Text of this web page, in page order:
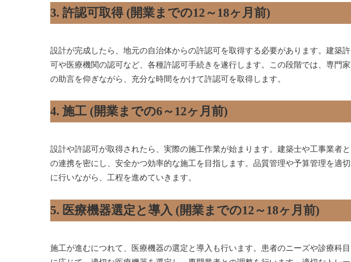
3. 許認可取得 (開業までの12～18ヶ月前)
設計が完成したら、地元の自治体からの許認可を取得する必要があります。建築許
可や医療機関の認可など、各種許認可手続きを遂行します。この段階では、専門家
の助言を仰ぎながら、充分な時間をかけて許認可を取得します。
4. 施工 (開業までの6～12ヶ月前)
設計や許認可が取得されたら、実際の施工作業が始まります。建築士や工事業者と
の連携を密にし、安全かつ効率的な施工を目指します。品質管理や予算管理を適切
に行いながら、工程を進めていきます。
5. 医療機器選定と導入 (開業までの12～18ヶ月前)
施工が進むにつれて、医療機器の選定と導入も行います。患者のニーズや診療科目